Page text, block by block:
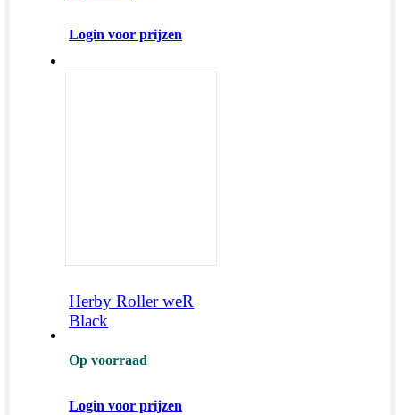
Login voor prijzen
Herby Roller weR
Black
Op voorraad
Login voor prijzen